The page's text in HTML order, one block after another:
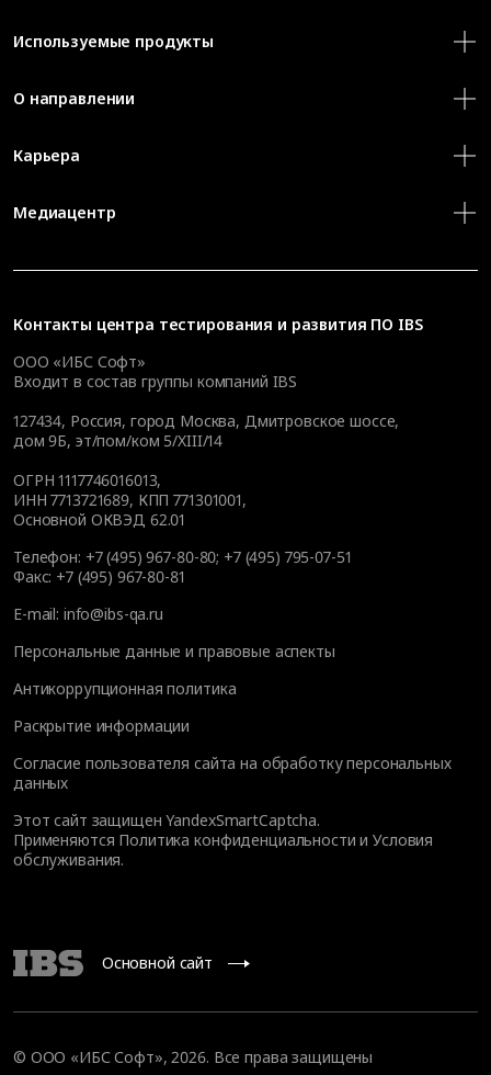
Контакты центра тестирования и развития ПО IBS
ООО «ИБС Софт»
Входит в состав группы компаний IBS
127434, Россия, город Москва, Дмитровское шоссе,
дом 9Б, эт/пом/ком 5/XIII/14
ОГРН 1117746016013,
ИНН 7713721689, КПП 771301001,
Основной ОКВЭД 62.01
Телефон: +7 (495) 967-80-80; +7 (495) 795-07-51
Факс: +7 (495) 967-80-81
E-mail: info@ibs-qa.ru
Персональные данные и правовые аспекты
Антикоррупционная политика
Раскрытие информации
Согласие пользователя сайта на обработку персональных
данных
Этот сайт защищен YandexSmartCaptcha.
Применяются Политика конфиденциальности иУсловия
обслуживания.
Используемые продукты
О направлении
Карьера
Медиацентр
Основной сайт
© ООО «ИБС Софт», 2026. Все права защищены